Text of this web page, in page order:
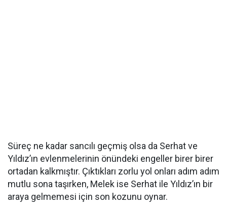
Süreç ne kadar sancılı geçmiş olsa da Serhat ve
Yıldız’ın evlenmelerinin önündeki engeller birer birer
ortadan kalkmıştır. Çıktıkları zorlu yol onları adım adım
mutlu sona taşırken, Melek ise Serhat ile Yıldız’ın bir
araya gelmemesi için son kozunu oynar.